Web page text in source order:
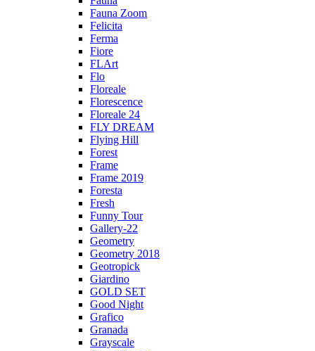
Fauna Zoom
Felicita
Ferma
Fiore
FLArt
Flo
Floreale
Florescence
Floreale 24
FLY DREAM
Flying Hill
Forest
Frame
Frame 2019
Foresta
Fresh
Funny Tour
Gallery-22
Geometry
Geometry 2018
Geotropick
Giardino
GOLD SET
Good Night
Grafico
Granada
Grayscale